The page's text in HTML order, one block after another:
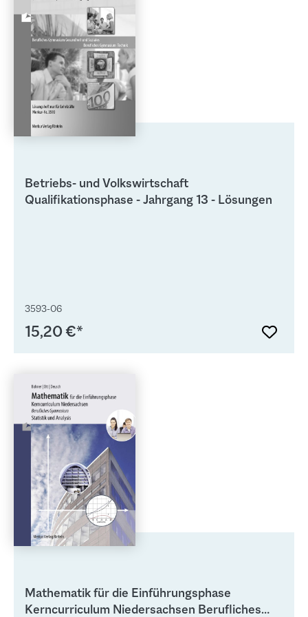
inhaltlichen Vorgaben des neuen Bildungsplans
Aufgaben passend zum Unterrichtsverlauf (erhöhtes
Anforderungsniveau) individuelle
Lernförderung/Differenzierung zur Wiederholung und
Festigung von Inhalten der letzten Schuljahre als Pool
für Hausaufgaben • mit Videos aufgearbeitet mit
herausnehmbaren Lösungen im Anhang
Betriebs- und Volkswirtschaft
Qualifikationsphase - Jahrgang 13 - Lösungen
3593-06
15,20 €*
Mathematik für die Einführungsphase
Kerncurriculum Niedersachsen Berufliches